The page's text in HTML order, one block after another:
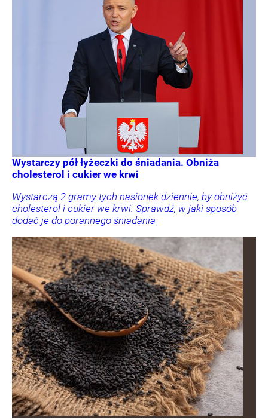
Wystarczy pół łyżeczki do śniadania. Obniża
cholesterol i cukier we krwi
Wystarczą 2 gramy tych nasionek dziennie, by obniżyć
cholesterol i cukier we krwi. Sprawdź, w jaki sposób
dodać je do porannego śniadania